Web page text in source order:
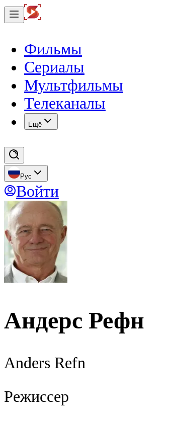
Фильмы
Сериалы
Мультфильмы
Телеканалы
Eщё
Рус
Войти
Андерс Рефн
Anders Refn
Режиссер